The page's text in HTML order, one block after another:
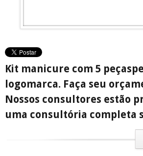
Kit manicure com 5
logomarca. Faça seu
Nossos consultores estão
uma consultória completa